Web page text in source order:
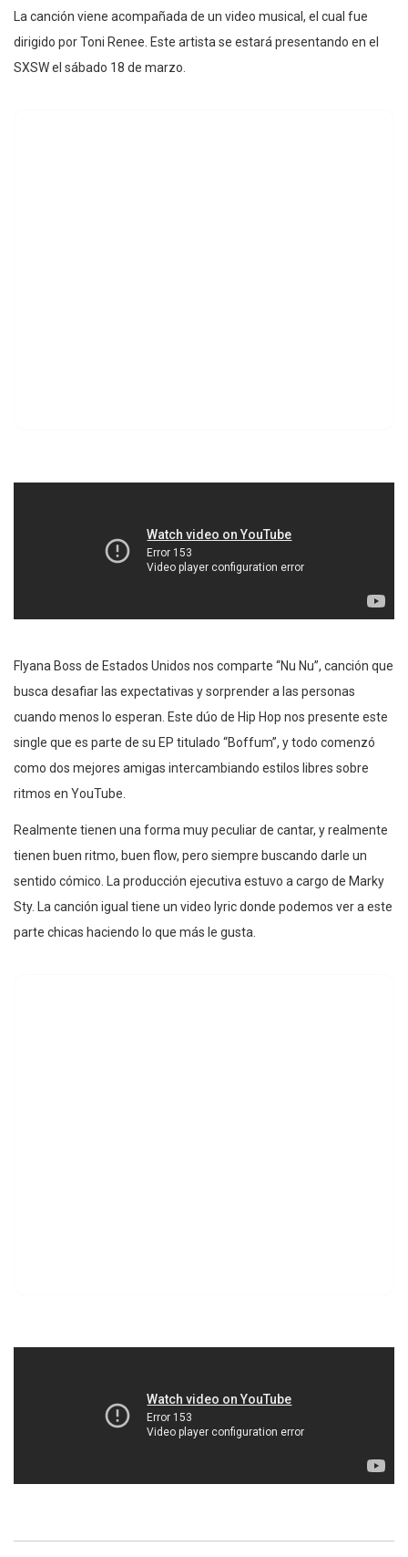
La canción viene acompañada de un video musical, el cual fue
dirigido por Toni Renee. Este artista se estará presentando en el
SXSW el sábado 18 de marzo.
Flyana Boss de Estados Unidos nos comparte “Nu Nu”, canción que
busca desafiar las expectativas y sorprender a las personas
cuando menos lo esperan. Este dúo de Hip Hop nos presente este
single que es parte de su EP titulado “Boffum”, y todo comenzó
como dos mejores amigas intercambiando estilos libres sobre
ritmos en YouTube.
Realmente tienen una forma muy peculiar de cantar, y realmente
tienen buen ritmo, buen flow, pero siempre buscando darle un
sentido cómico. La producción ejecutiva estuvo a cargo de Marky
Sty. La canción igual tiene un video lyric donde podemos ver a este
parte chicas haciendo lo que más le gusta.